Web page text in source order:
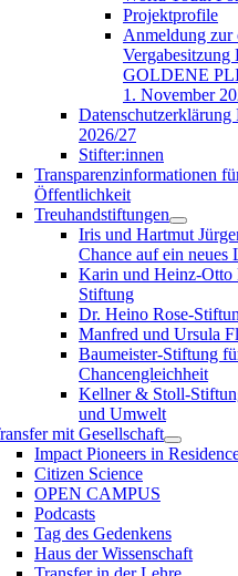
Projektprofile
Anmeldung zur
Vergabesitzung
GOLDENE
1. November
Datenschutzerklärung
2026/27
Stifter:innen
Transparenzinformationen
Öffentlichkeit
Treuhandstiftungen
Iris und Hartmut
Chance auf ein neues
Karin und Heinz-Otto
Stiftung
Dr. Heino Rose-
Manfred und Ursula
Baumeister-Stiftung
Chancengleichheit
Kellner & Stoll-
und Umwelt
mit Gesellschaft
Impact Pioneers in
Citizen Science
OPEN CAMPUS
Podcasts
Tag des Gedenkens
Haus der Wissenschaft